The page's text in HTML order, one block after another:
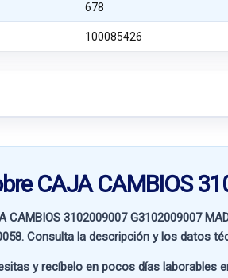
678
100085426
CAJA CAMBIOS
3102009007 G3102009007
. Consulta la descripción y los datos
y recíbelo en pocos días laborables